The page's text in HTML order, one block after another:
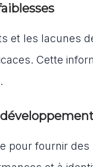
et les lacunes
Cette
pour fournir